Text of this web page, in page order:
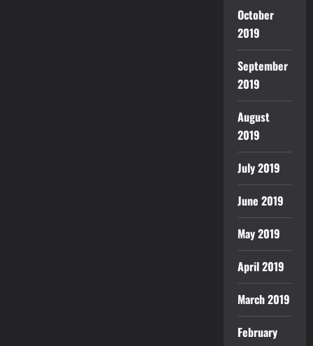
October
2019
September
2019
August
2019
July 2019
June 2019
May 2019
April 2019
March 2019
February